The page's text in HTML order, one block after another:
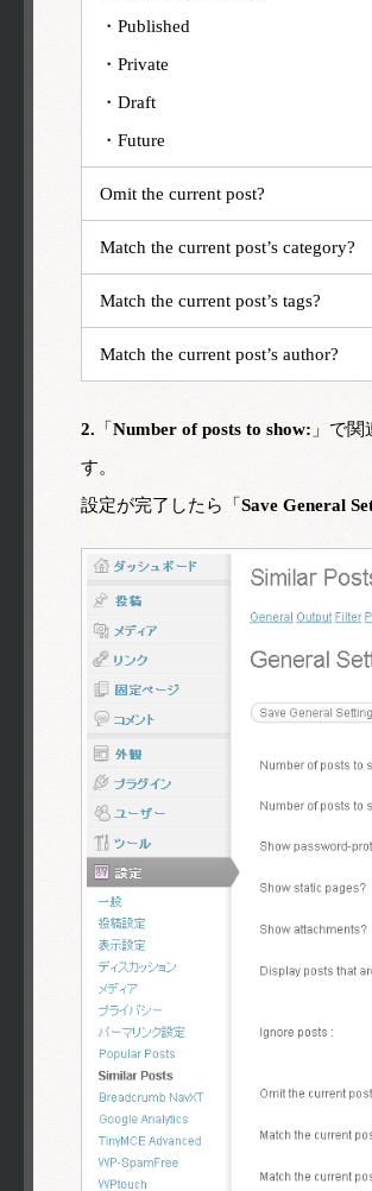
・Published
・Private
・Draft
・Future
Omit the current post?
Match the current post’s category?
Match the current post’s tags?
Match the current post’s author?
2. 「 Number of posts to show: 」で
す。
設定が完了したら「 Save General